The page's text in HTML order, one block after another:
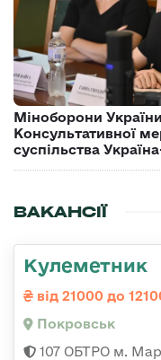
Міноборони
Консультативної
суспільства
ВАКАНСІЇ
Кулеметник
від 21000 до
Покровськ
107 ОБТРО м.